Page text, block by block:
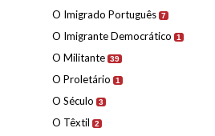
O Imigrado Português 7
O Imigrante Democrático 1
O Militante 39
O Proletário 1
O Século 3
O Têxtil 2